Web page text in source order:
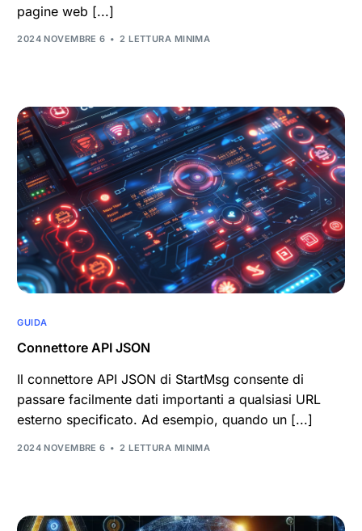
pagine web [...]
2024 NOVEMBRE 6 2 LETTURA MINIMA
GUIDA
Connettore API JSON
Il connettore API JSON di StartMsg consente di
passare facilmente dati importanti a qualsiasi URL
esterno specificato. Ad esempio, quando un [...]
2024 NOVEMBRE 6 2 LETTURA MINIMA